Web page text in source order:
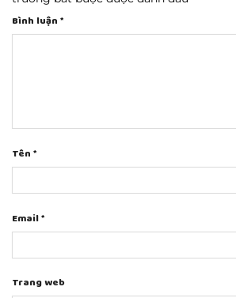
Bình luận *
Tên *
Email*
Trang web